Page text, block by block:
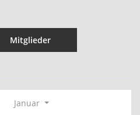
Mitglieder
Januar